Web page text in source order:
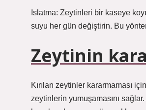
Islatma: Zeytinleri bir kaseye
suyu her gün değiştirin. Bu
Zeytinin
Kırılan zeytinler kararmaması
zeytinlerin yumuşamasını